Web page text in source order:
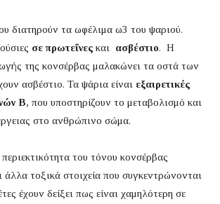
διατηρούν τα ωφέλιμα ω3 του ψαριού.
σε πρωτεΐνες και ασβέστιο. Η
της κονσέρβας μαλακώνει τα οστά των
ασβέστιο. Τα ψάρια είναι εξαιρετικές
Β, που υποστηρίζουν το μεταβολισμό και
στο ανθρώπινο σώμα.
του τόνου κονσέρβας
άλλα τοξικά στοιχεία που συγκεντρώνονται
έχουν δείξει πως είναι χαμηλότερη σε